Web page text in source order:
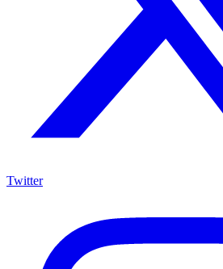
Twitter